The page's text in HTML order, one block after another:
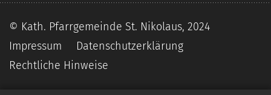
© Kath. Pfarrgemeinde St. Nikolaus, 2024
Impressum
Datenschutzerklärung
Rechtliche Hinweise